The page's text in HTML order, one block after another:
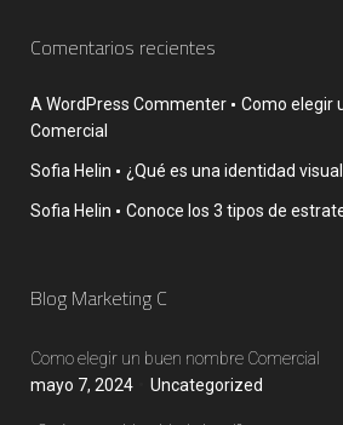
Comentarios recientes
A WordPress Commenter
Como elegir
Comercial
Sofia Helin ¿Qué es una identidad
Sofia Helin Conoce los 3 tipos de
Blog Marketing C
Como elegir un buen nombre Comercial
mayo 7, 2024
Uncategorized